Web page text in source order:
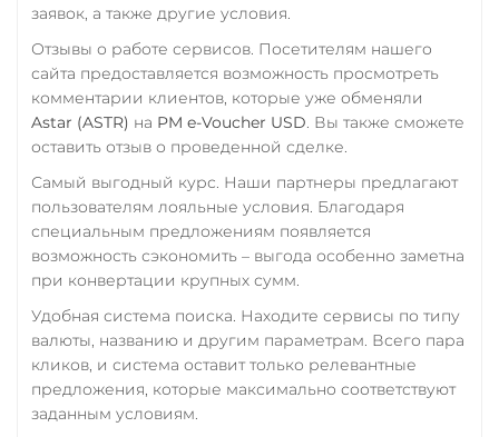
заявок, а также другие условия.
Отзывы о работе сервисов. Посетителям нашего
сайта предоставляется возможность просмотреть
комментарии клиентов, которые уже обменяли
Astar (ASTR) на PM e-Voucher USD. Вы также сможете
оставить отзыв о проведенной сделке.
Самый выгодный курс. Наши партнеры предлагают
пользователям лояльные условия. Благодаря
специальным предложениям появляется
возможность сэкономить – выгода особенно заметна
при конвертации крупных сумм.
Удобная система поиска. Находите сервисы по типу
валюты, названию и другим параметрам. Всего пара
кликов, и система оставит только релевантные
предложения, которые максимально соответствуют
заданным условиям.